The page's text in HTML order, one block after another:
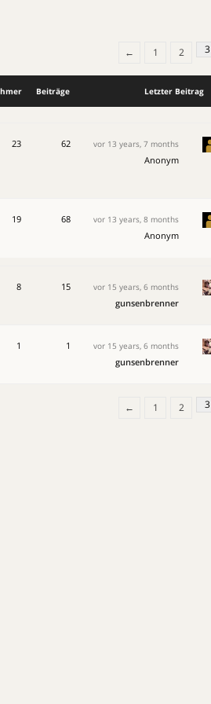
← 1 2 3
Beiträge Letzter Beitrag
23 62 vor 13 years, 7 months
Anonym
19 68 vor 13 years, 8 months
Anonym
8 15 vor 15 years, 6 months
gunsenbrenner
1 1 vor 15 years, 6 months
gunsenbrenner
← 1 2 3